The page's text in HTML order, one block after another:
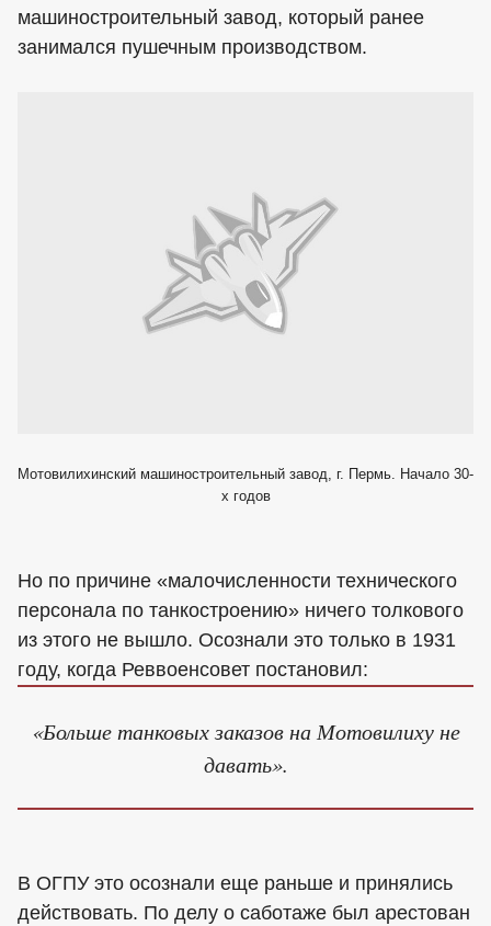
машиностроительный завод, который ранее
занимался пушечным производством.
Мотовилихинский машиностроительный завод, г. Пермь. Начало 30-
х годов
Но по причине «малочисленности технического
персонала по танкостроению» ничего толкового
из этого не вышло. Осознали это только в 1931
году, когда Реввоенсовет постановил:
«Больше танковых заказов на Мотовилиху не
давать».
В ОГПУ это осознали еще раньше и принялись
действовать. По делу о саботаже был арестован